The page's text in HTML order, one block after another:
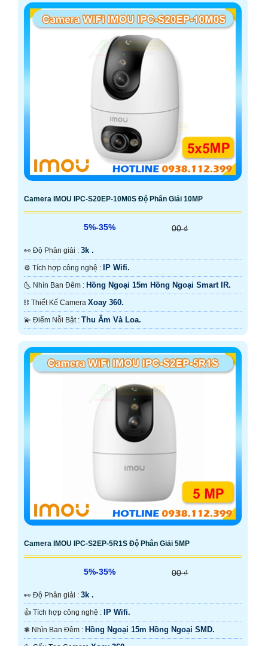
Camera IMOU IPC-S20EP-10M0S Độ Phân Giải 10MP
5%-35% 00 ₫
️👀 Độ Phân giải : 3k .
⚙ Tích hợp công nghệ : IP Wifi.
🌜 Nhìn Ban Đêm : Hồng Ngoại 15m Hồng Ngoại Smart IR.
⛓ Thiết Kế Camera Xoay 360.
️💫 Điểm Nỗi Bật : Thu Âm Và Loa.
Camera IMOU IPC-S2EP-5R1S Độ Phân Giải 5MP
5%-35% 00 ₫
️👀 Độ Phân giải : 3k .
👍 Tích hợp công nghệ : IP Wifi.
❃ Nhìn Ban Đêm : Hồng Ngoại 15m Hồng Ngoại SMD.